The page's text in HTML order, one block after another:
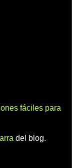
fáciles para
del blog.